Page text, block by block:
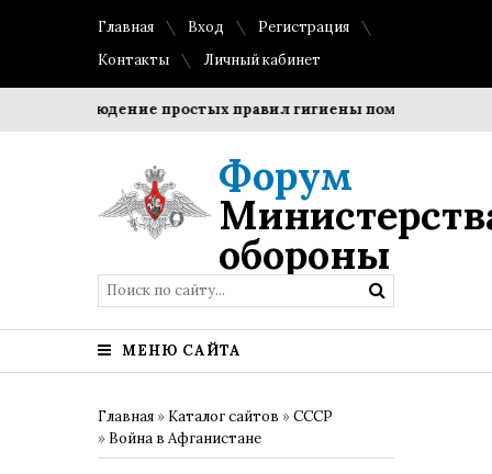
Главная Вход
Регистрация
Контакты
Личный кабинет
Соблюдение простых правил гигиены помогает
Форум
обороны
МЕНЮ САЙТА
Главная » Каталог сайтов »СССР
» Война в Афганистане